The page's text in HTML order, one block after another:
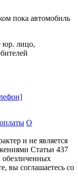
пока автомобиль
юр. лицо,
О
и не является
Статьи 437
вы соглашаетесь со